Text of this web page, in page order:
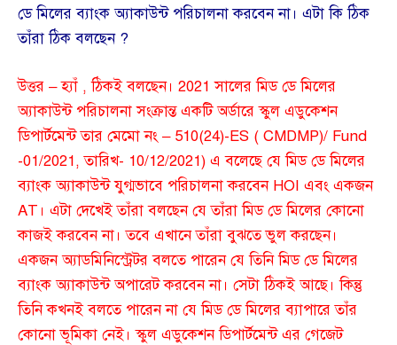
ডে মিলের ব্যাংক অ্যাকাউন্ট পরিচালনা করবেন না। এটা কি ঠিক
তাঁরা ঠিক বলছেন ?
উত্তর – হ্যাঁ , ঠিকই বলছেন। 2021 সালের মিড ডে মিলের
অ্যাকাউন্ট পরিচালনা সংক্রান্ত একটি অর্ডারে স্কুল এডুকেশন
ডিপার্টমেন্ট তার মেমো নং – 510(24)-ES ( CMDMP)/ Fund
-01/2021, তারিখ- 10/12/2021) এ বলেছে যে মিড ডে মিলের
ব্যাংক অ্যাকাউন্ট যুগ্মভাবে পরিচালনা করবেন HOI এবং একজন
AT। এটা দেখেই তাঁরা বলছেন যে তাঁরা মিড ডে মিলের কোনো
কাজই করবেন না। তবে এখানে তাঁরা বুঝতে ভুল করছেন।
একজন অ্যাডমিনিস্ট্রেটর বলতে পারেন যে তিনি মিড ডে মিলের
ব্যাংক অ্যাকাউন্ট অপারেট করবেন না। সেটা ঠিকই আছে। কিন্তু
তিনি কখনই বলতে পারেন না যে মিড ডে মিলের ব্যাপারে তাঁর
কোনো ভূমিকা নেই। স্কুল এডুকেশন ডিপার্টমেন্ট এর গেজেট